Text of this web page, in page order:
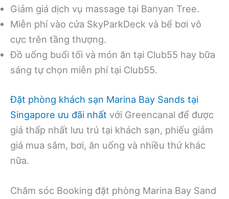
Giảm giá dịch vụ massage tại Banyan Tree.
Miễn phí vào cửa SkyParkDeck và bể bơi vô
cực trên tầng thượng.
Đồ uống buổi tối và món ăn tại Club55 hay bữa
sáng tự chọn miễn phí tại Club55.
Đặt phòng khách sạn Marina Bay Sands tại
Singapore ưu đãi nhất với Greencanal để được
giá thấp nhất lưu trú tại khách sạn, phiếu giảm
giá mua sắm, bơi, ăn uống và nhiều thứ khác
nữa.
Chăm sóc Booking đặt phòng Marina Bay Sand